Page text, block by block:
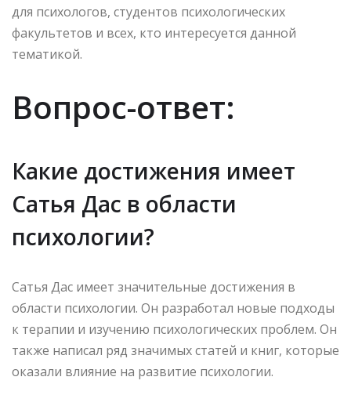
для психологов, студентов психологических
факультетов и всех, кто интересуется данной
тематикой.
Вопрос-ответ:
Какие достижения имеет
Сатья Дас в области
психологии?
Сатья Дас имеет значительные достижения в
области психологии. Он разработал новые подходы
к терапии и изучению психологических проблем. Он
также написал ряд значимых статей и книг, которые
оказали влияние на развитие психологии.